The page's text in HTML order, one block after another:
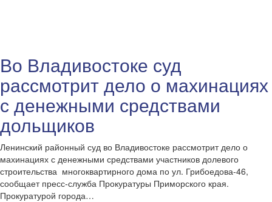
Во Владивостоке суд
рассмотрит дело о махинациях
с денежными средствами
дольщиков
Ленинский районный суд во Владивостоке рассмотрит дело о
махинациях с денежными средствами участников долевого
строительства многоквартирного дома по ул. Грибоедова-46,
сообщает пресс-служба Прокуратуры Приморского края.
Прокуратурой города…